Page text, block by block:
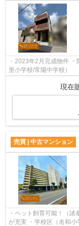
・2023年2月完成物件
里小学校/常陽中学校）
現在
売買 | 中古マンション
・ペット飼育可能！（
が充実 ・学校区（名和小